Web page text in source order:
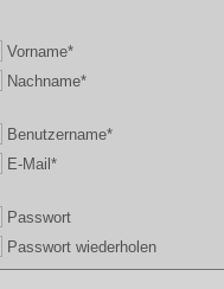
Vorname*
Nachname*
Benutzername*
E-Mail*
Passwort
Passwort wiederholen